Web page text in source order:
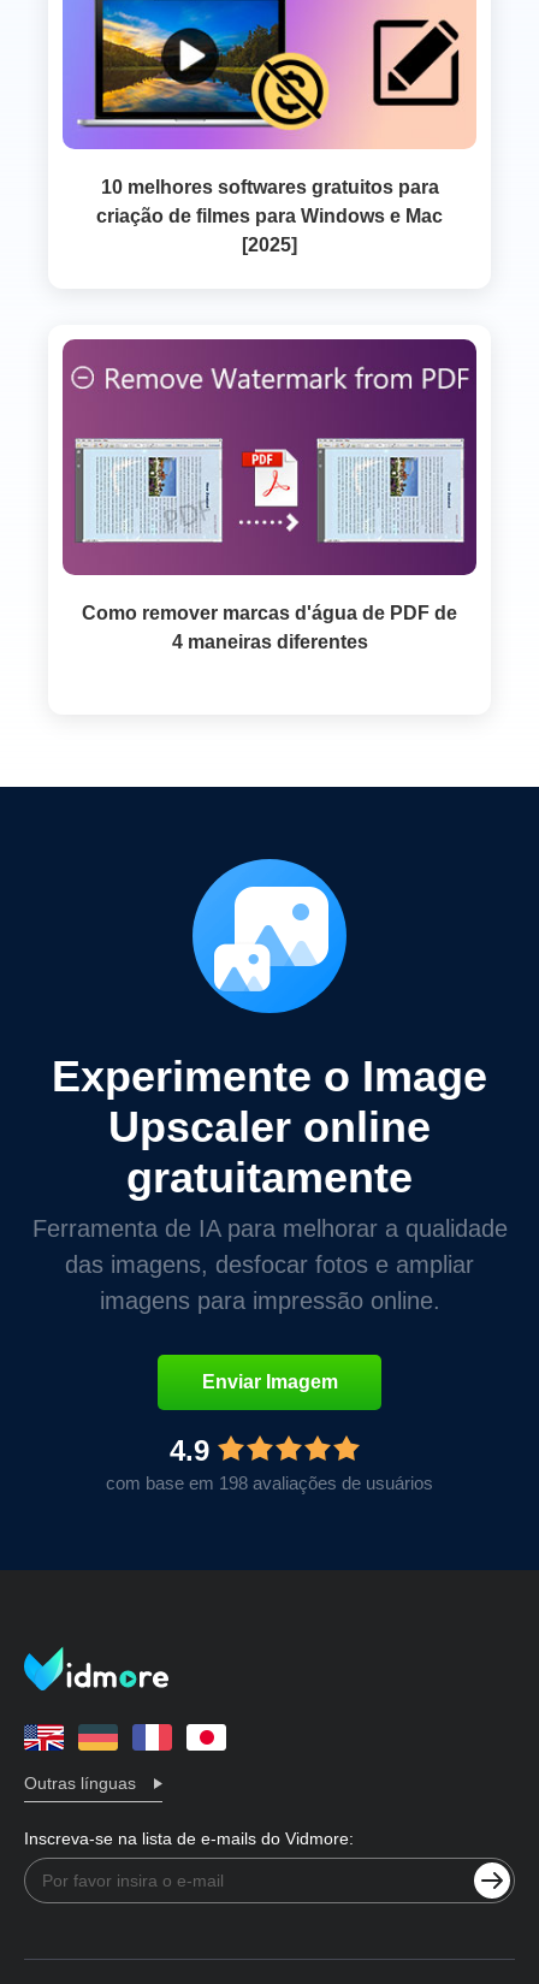
10 melhores softwares gratuitos para
criação de filmes para Windows e Mac
[2025]
Como remover marcas d'água de PDF de
4 maneiras diferentes
Experimente o Image
Upscaler online
gratuitamente
Ferramenta de IA para melhorar a qualidade
das imagens, desfocar fotos e ampliar
imagens para impressão online.
Enviar Imagem
4.9
com base em 198 avaliações de usuários
Outras línguas
Inscreva-se na lista de e-mails do Vidmore: